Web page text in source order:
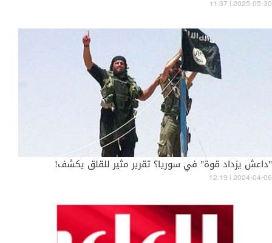
11:37 | 2025-05-30
"داعش يزداد قوة" في سوريا؟ تقرير مثير للقلق يكشف!
12:19 | 2024-04-06